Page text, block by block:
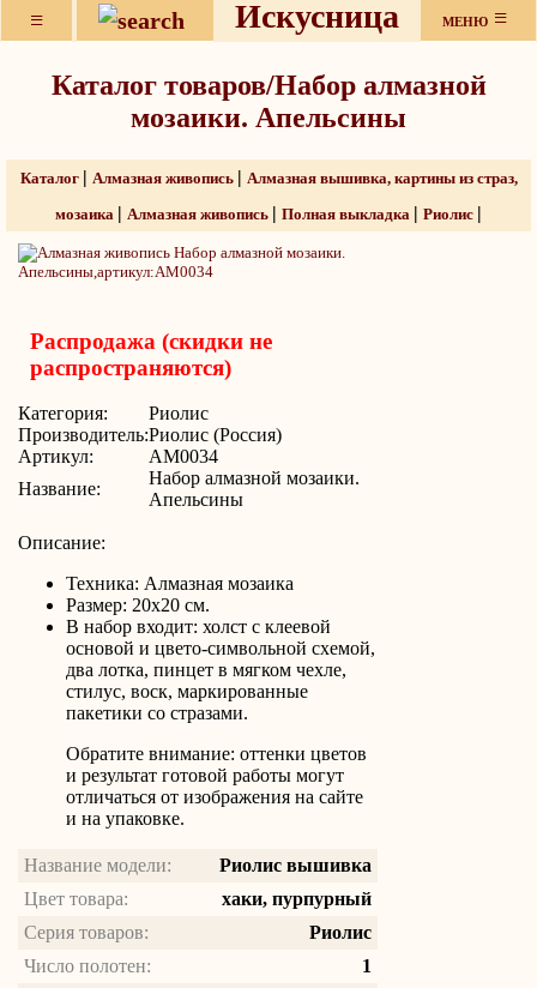
≡ Искусница МЕНЮ ≡
Каталог товаров/Набор алмазной
мозаики. Апельсины
Каталог | Алмазная живопись | Алмазная вышивка, картины из страз,
мозаика | Алмазная живопись | Полная выкладка | Риолис |
Распродажа (скидки не
распространяются)
Категория:
Риолис
Производитель:Риолис (Россия)
Артикул:
АМ0034
Название:
Набор алмазной мозаики.
Апельсины
Описание:
Техника: Алмазная мозаика
Размер: 20х20 см.
В набор входит: холст с клеевой
основой и цвето-символьной схемой,
два лотка, пинцет в мягком чехле,
стилус, воск, маркированные
пакетики со стразами.
Обратите внимание: оттенки цветов
и результат готовой работы могут
отличаться от изображения на сайте
и на упаковке.
Название модели:
Риолис вышивка
Цвет товара:
хаки, пурпурный
Серия товаров:
Риолис
Число полотен:
1